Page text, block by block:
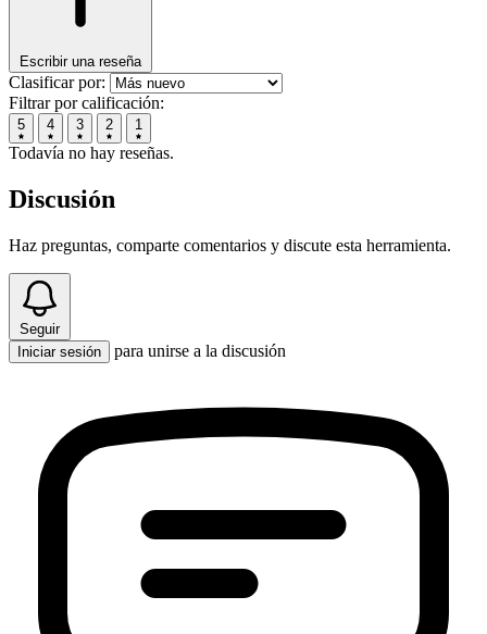
Escribir una reseña
Clasificar por:
Filtrar por calificación:
5 4 3 2 1
Todavía no hay reseñas.
Discusión
Haz preguntas, comparte comentarios y discute esta herramienta.
Seguir
Iniciar sesión
para unirse a la discusión